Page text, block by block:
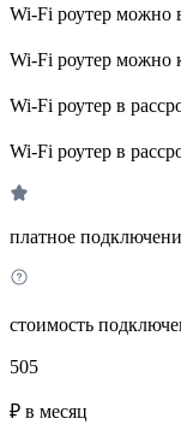
Wi-Fi роутер можно
Wi-Fi роутер можно
Wi-Fi роутер в
Wi-Fi роутер в
платное
стоимость
505
₽ в месяц